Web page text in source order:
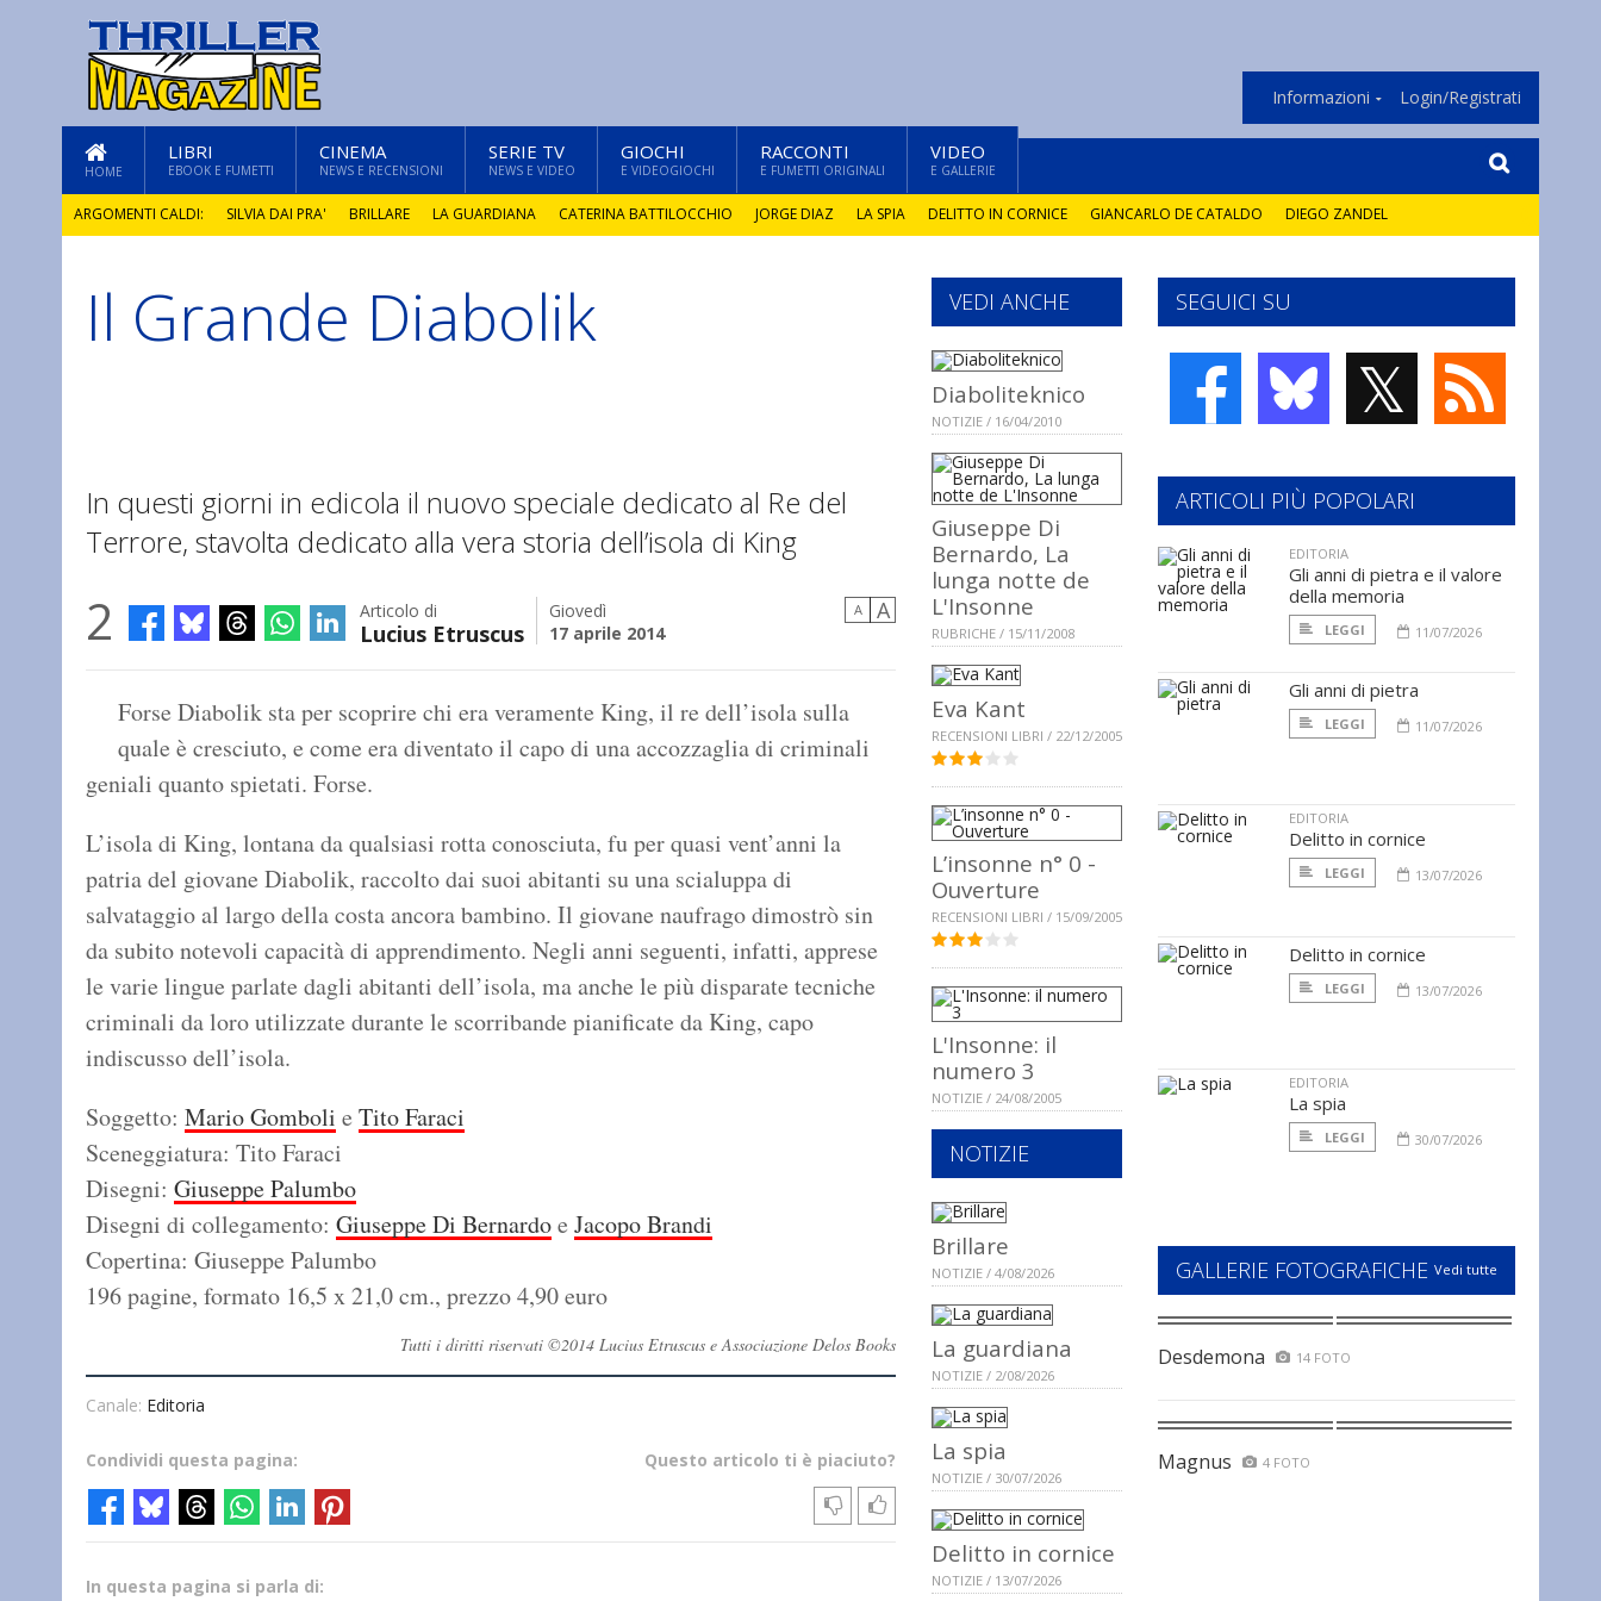
Informazioni Login/Registrati
HOME
LIBRI
EBOOK E FUMETTI
CINEMA
NEWS E RECENSIONI
SERIE TV
NEWS E VIDEO
GIOCHI
E VIDEOGIOCHI
RACCONTI
E FUMETTI ORIGINALI
VIDEO
E GALLERIE
ARGOMENTI CALDI: SILVIA DAI PRA' BRILLARE LA GUARDIANA CATERINA BATTILOCCHIO JORGE DIAZ LA SPIA DELITTO IN CORNICE GIANCARLO DE CATALDO DIEGO ZANDEL
GLI ANNI DI PIETRA
Il Grande Diabolik
In questi giorni in edicola il nuovo speciale dedicato al Re del
Terrore, stavolta dedicato alla vera storia dell’isola di King
2 Articolo di
Lucius Etruscus
Giovedì
17 aprile 2014
A A
Forse Diabolik sta per scoprire chi era veramente King, il re dell’isola sulla
quale è cresciuto, e come era diventato il capo di una accozzaglia di criminali
geniali quanto spietati. Forse.
L’isola di King, lontana da qualsiasi rotta conosciuta, fu per quasi vent’anni la
patria del giovane Diabolik, raccolto dai suoi abitanti su una scialuppa di
salvataggio al largo della costa ancora bambino. Il giovane naufrago dimostrò sin
da subito notevoli capacità di apprendimento. Negli anni seguenti, infatti, apprese
le varie lingue parlate dagli abitanti dell’isola, ma anche le più disparate tecniche
criminali da loro utilizzate durante le scorribande pianificate da King, capo
indiscusso dell’isola.
Soggetto: Mario Gomboli e Tito Faraci
Sceneggiatura: Tito Faraci
Disegni: Giuseppe Palumbo
Disegni di collegamento: Giuseppe Di Bernardoe Jacopo Brandi
Copertina: Giuseppe Palumbo
196 pagine, formato 16,5 x 21,0 cm., prezzo 4,90 euro
Tutti i diritti riservati ©2014 Lucius Etruscus e Associazione Delos Books
Canale: Editoria
Questo articolo ti è piaciuto?
Condividi questa pagina:
In questa pagina si parla di:
SEGUICI SU
𝕏
VEDI ANCHE
Diaboliteknico
NOTIZIE / 16/04/2010
Giuseppe Di
Bernardo, La
lunga notte de
L'Insonne
RUBRICHE / 15/11/2008
Eva Kant
RECENSIONI LIBRI / 22/12/2005
L’insonne n° 0 -
Ouverture
RECENSIONI LIBRI / 15/09/2005
L'Insonne: il
numero 3
NOTIZIE / 24/08/2005
NOTIZIE
Brillare
NOTIZIE / 4/08/2026
La guardiana
NOTIZIE / 2/08/2026
La spia
NOTIZIE / 30/07/2026
Delitto in cornice
NOTIZIE / 13/07/2026
ARTICOLI PIÙ POPOLARI
EDITORIA
Gli anni di pietra e il valore
della memoria
LEGGI 11/07/2026
Gli anni di pietra
LEGGI 11/07/2026
EDITORIA
Delitto in cornice
LEGGI 13/07/2026
Delitto in cornice
LEGGI 13/07/2026
EDITORIA
La spia
LEGGI 30/07/2026
GALLERIE FOTOGRAFICHE Vedi tutte
Desdemona 14 FOTO
Magnus 4 FOTO